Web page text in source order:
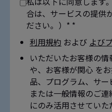
合は、サービスの提供
ださい。）* *
利用規約 および よび
いただいたお客様の
や、お客様が関心 を
品、プログラム、サ
または一般情報のご
にのみ活用させていた